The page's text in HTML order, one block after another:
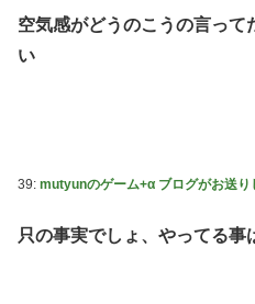
空気感がどうのこうの言っ
い
39: mutyunのゲーム+α ブログがお送り
只の事実でしょ、やってる事